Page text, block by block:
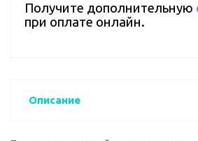
Получите дополнительную
при оплате онлайн.
Описание